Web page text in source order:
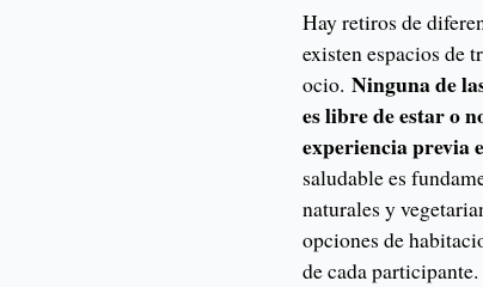
Hay retiros de
existen espacios de
ocio.Ninguna de
es libre de estar o
experiencia previa
saludable es
naturales y
opciones de
de cada participante.